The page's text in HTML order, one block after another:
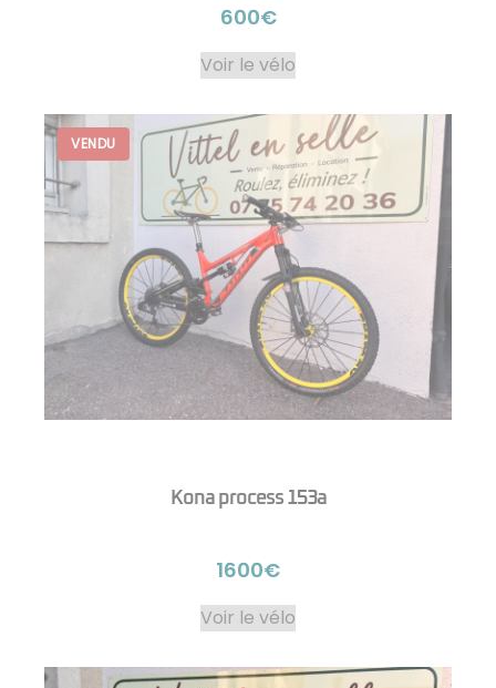
600€
Voir le vélo
Kona process 153a
1600€
Voir le vélo